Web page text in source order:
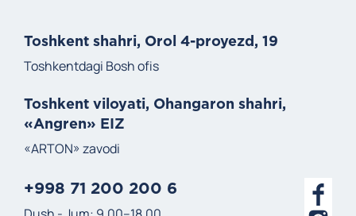
Toshkent shahri, Orol 4-proyezd, 19
Toshkentdagi Bosh ofis
Toshkent viloyati, Ohangaron shahri,
«Angren» EIZ
«ARTON» zavodi
+998 71 200 200 6